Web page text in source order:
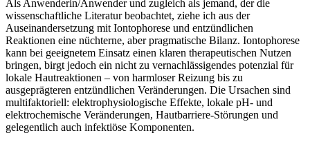
Als ​Anwenderin/Anwender⁢ und zugleich⁤ als⁣ jemand, der⁣ die
wissenschaftliche Literatur beobachtet, ziehe ich ⁤aus ‌der
Auseinandersetzung mit Iontophorese und entzündlichen
‌Reaktionen eine nüchterne,‌ aber pragmatische​ Bilanz. ‌Iontophorese
kann bei geeignetem⁤ Einsatz einen klaren therapeutischen Nutzen
bringen,‍ birgt​ jedoch ⁤ein nicht zu vernachlässigendes potenzial für
lokale Hautreaktionen – von ⁤harmloser Reizung⁤ bis ‍zu
ausgeprägteren entzündlichen‍ Veränderungen. Die Ursachen sind‍
multifaktoriell: elektrophysiologische Effekte, lokale pH- und
elektrochemische Veränderungen, Hautbarriere-Störungen und
gelegentlich auch infektiöse Komponenten.